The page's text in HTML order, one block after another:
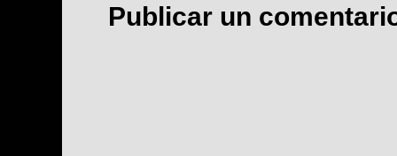
Publicar un